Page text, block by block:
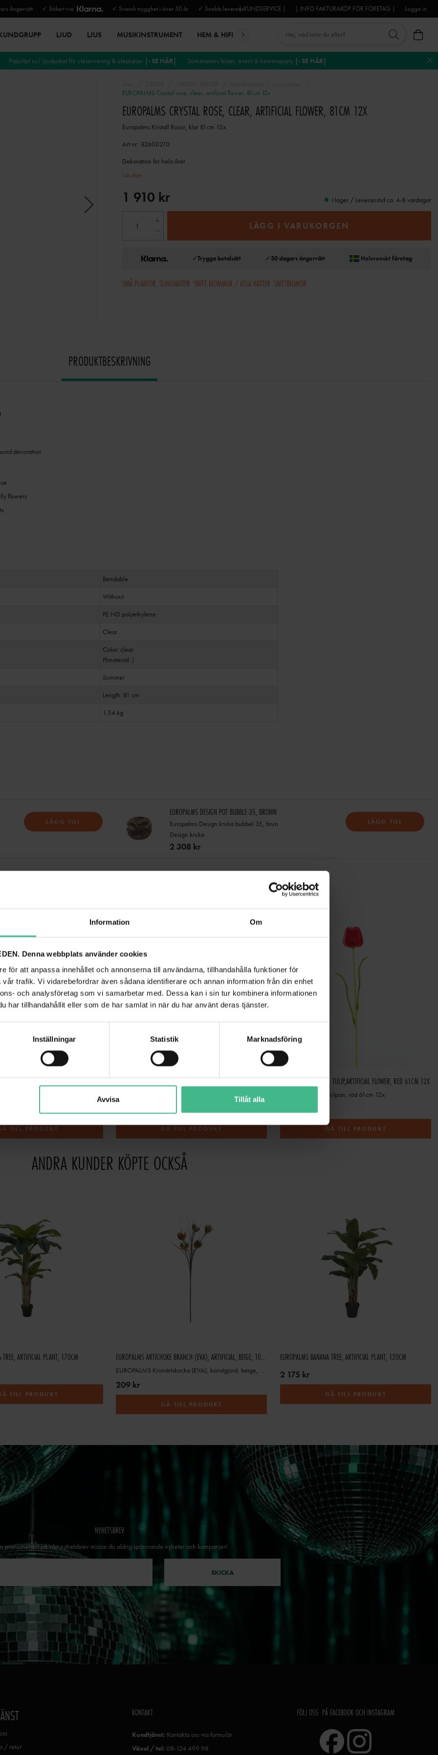
Information Om
Denna webbplats använder cookies
för att anpassa innehållet och annonserna till användarna, tillhandahålla funktioner för
trafik. Vi vidarebefordrar även sådana identifierare och annan information från din enhet
och analysföretag som vi samarbetar med. Dessa kan i sin tur kombinera informationen
har tillhandahållit eller som de har samlat in när du har använt deras tjänster.
Inställningar Statistik Marknadsföring
Avvisa Tillåt alla
ångerrätt ✓ Säkert via ✓ Svensk trygghet i över 50 år ✓ Snabb leverans| KUNDSERVICE | | INFO FAKTURAKÖP FÖR FÖRETAG | Logga in
LJUD LJUS MUSIKINSTRUMENT HEM & HIFI MIKROFONER DJ-UTRUSTNING TROSS
Populärt nu! Ljudpaket för uteservering & uteplatser |› SE HÄR| Sommarens fester, event & hemmaparty |› SE HÄR|
EUROPALMS Crystal rose, clear, artificial flower, 81cm 12x
EUROPALMS CRYSTAL ROSE, CLEAR, ARTIFICIAL FLOWER, 81CM 12X
Europalms Kristall Rosor, klar 81cm 12x
Art nr: 82600210
Dekoration för hela året
Läs mer
1 910 kr I lager / Leveranstid ca. 4-8 vardagar
LÄGG I VARUKORGEN
✓Trygga betalsätt ✓30 dagars ångerrätt Helsvenskt företag
SMÅ PLANTOR, SLINGVÄXTER SNITT BLOMMOR / LÖSA VÄXTER SNITTBLOMOR
PRODUKTBESKRIVNING
decoration
flowers
Bendable
Without
PE ND polyethylene
Clear
Color: clear
P(material: )
Summer
Length: 81 cm
1.54 kg
LÄGG TILL
EUROPALMS DESIGN POT BUBBLE-35, BROWN
Europalms Design kruka bubbel 35, brun
Design kruka
2 308 kr
LÄGG TILL
EUROPALMS CRYSTAL ROSE, BURGUNDY, ARTIFICIAL FLOWER, 81CM 12X
TILL PRODUKT
EUROPALMS CRYSTAL TULIP, ARTIFICIAL FLOWER, WHITE 61CM 12X
GÅ TILL PRODUKT
EUROPALMS CRYSTAL TULIP,ARTIFICIAL FLOWER, RED 61CM 12X
Europalms Kristall tulpan, röd 61cm 12x
GÅ TILL PRODUKT
ANDRA KUNDER KÖPTE OCKSÅ
TREE, ARTIFICIAL PLANT, 170CM
TILL PRODUKT
EUROPALMS ARTICHOKE BRANCH (EVA), ARTIFICIAL, BEIGE, 100CM
EUROPALMS Kronärtskocka (EVA), konstgjord, beige, 100 cm
209 kr
GÅ TILL PRODUKT
EUROPALMS BANANA TREE, ARTIFICIAL PLANT, 120CM
2 175 kr
GÅ TILL PRODUKT
NYHETSBREV
prenumerant på vårt nyhetsbrev missar du aldrig spännande nyheter och kampanjer!
SKICKA
/ retur
KONTAKT
Kundtjänst: Kontakta oss via formulär
Växel / tel: 08-124 499 98
FÖLJ OSS PÅ FACEBOOK OCH INSTAGRAM